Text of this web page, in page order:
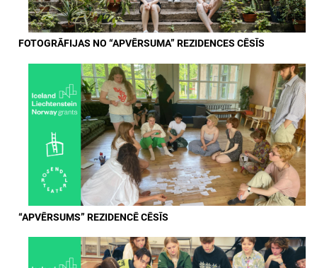
FOTOGRĀFIJAS NO “APVĒRSUMA” REZIDENCES CĒSĪS
“APVĒRSUMS” REZIDENCĒ CĒSĪS